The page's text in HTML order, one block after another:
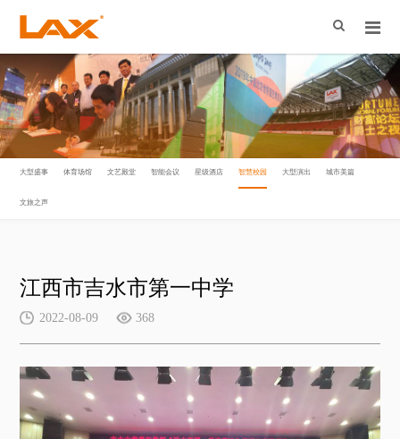
大型盛事 体育场馆 文艺殿堂 智能会议 星级酒店 智慧校园 大型演出 城市美篇
文旅之声
江西市吉水市第一中学
2022-08-09 368